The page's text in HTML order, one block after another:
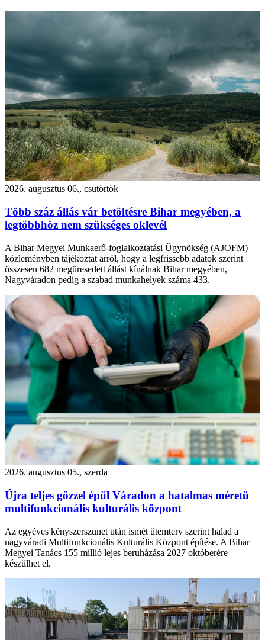
2026. augusztus 06., csütörtök
Több száz állás vár betöltésre Bihar megyében, a
legtöbbhöz nem szükséges oklevél
A Bihar Megyei Munkaerő-foglalkoztatási Ügynökség (AJOFM)
közleményben tájékoztat arról, hogy a legfrissebb adatok szerint
összesen 682 megüresedett állást kínálnak Bihar megyében,
Nagyváradon pedig a szabad munkahelyek száma 433.
2026. augusztus 05., szerda
Újra teljes gőzzel épül Váradon a hatalmas méretű
multifunkcionális kulturális központ
Az egyéves kényszerszünet után ismét ütemterv szerint halad a
nagyváradi Multifunkcionális Kulturális Központ építése. A Bihar
Megyei Tanács 155 millió lejes beruházása 2027 októberére
készülhet el.